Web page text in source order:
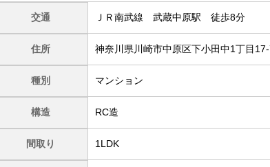
交通 ＪＲ南武線 武蔵中原駅 徒歩8分
住所 神奈川県川崎市中原区下小田中1丁目
種別 マンション
構造 RC造
間取り 1LDK